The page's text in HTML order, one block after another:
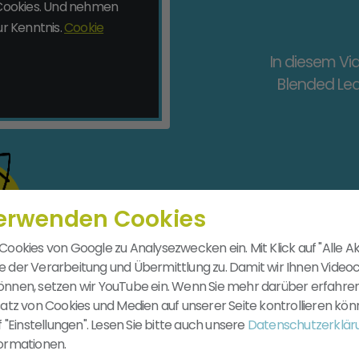
Cookies
von Google zu Analysezwecken ein. Mit Klick auf "Alle
der Verarbeitung und Übermittlung zu. Damit wir Ihnen
setzen wir YouTube ein. Wenn Sie mehr darüber
von Cookies und Medien auf unserer Seite kontrollieren
Lesen Sie bitte auch unsere
Und nehmen
Kenntnis.Cookie
In diesem
Blended
bieten unsereBlended Learning